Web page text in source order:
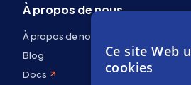
À propos de nous
À propos de nous
Blog
Docs
Ce site Web
cookies